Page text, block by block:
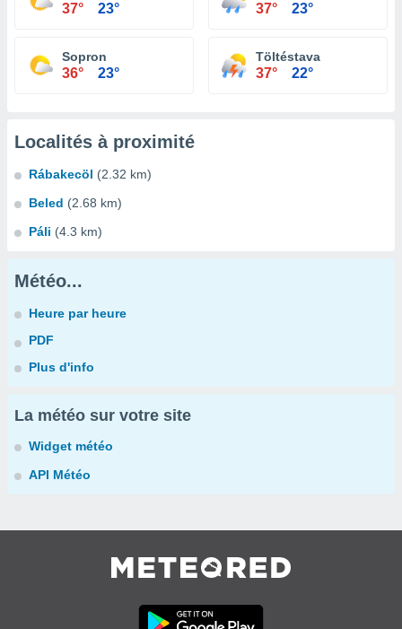
37° 23° 37° 23°
Sopron
36° 23°
Töltéstava
37° 22°
Localités à proximité
Rábakecöl (2.32 km)
Beled (2.68 km)
Páli (4.3 km)
Météo...
Heure par heure
PDF
Plus d'info
La météo sur votre site
Widget météo
API Météo